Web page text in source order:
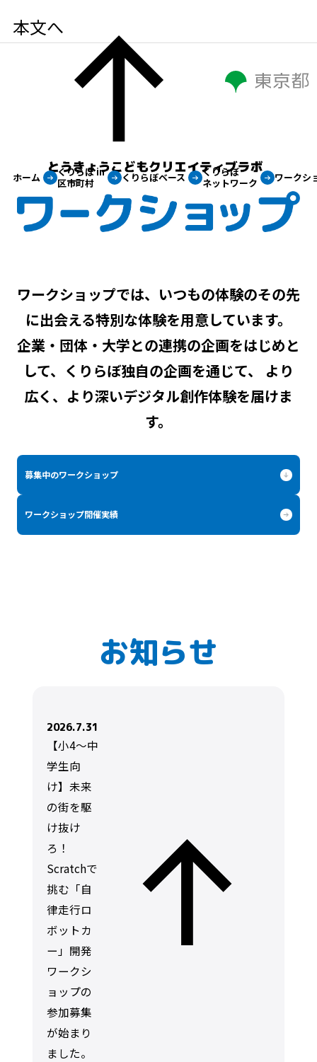
本文へ
ホーム
くりらぼ in
区市町村
くりらぼベース
くりらぼ
ネットワーク
ワークシ
とうきょうこ
ワークショップでは、いつもの体験のその先
に出会える特別な体験を用意しています。
企業・団体・大学との連携の企画をはじめと
して、くりらぼ独自の企画を通じて、
より
広く、より深いデジタル創作体験を届けま
す。
募集中のワークショップ
ワークショップ開催実績
お知らせ
2026.7.31
【小4～中
学生向
け】未来
の街を駆
け抜け
ろ！
Scratchで
挑む「自
律走行ロ
ボットカ
ー」開発
ワークシ
ョップの
参加募集
が始まり
ました。